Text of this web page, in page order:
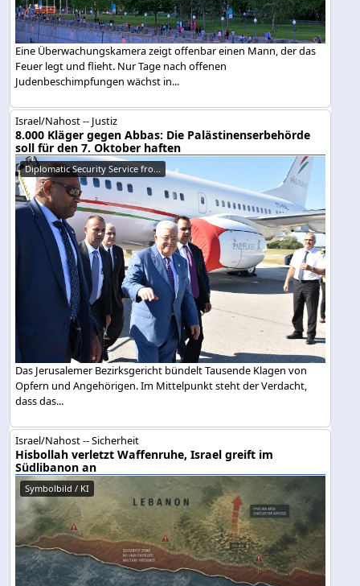
Eine Überwachungskamera zeigt offenbar einen Mann, der das
Feuer legt und flieht. Nur Tage nach offenen
Judenbeschimpfungen wächst in...
Israel/Nahost -- Justiz
8.000 Kläger gegen Abbas: Die Palästinenserbehörde
soll für den 7. Oktober haften
Diplomatic Security Service fro...
Das Jerusalemer Bezirksgericht bündelt Tausende Klagen von
Opfern und Angehörigen. Im Mittelpunkt steht der Verdacht,
dass das...
Israel/Nahost -- Sicherheit
Hisbollah verletzt Waffenruhe, Israel greift im
Südlibanon an
Symbolbild / KI